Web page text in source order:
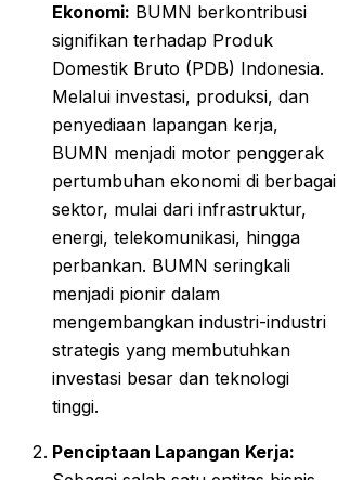
Ekonomi: BUMN berkontribusi
signifikan terhadap Produk
Domestik Bruto (PDB) Indonesia.
Melalui investasi, produksi, dan
penyediaan lapangan kerja,
BUMN menjadi motor penggerak
pertumbuhan ekonomi di berbagai
sektor, mulai dari infrastruktur,
energi, telekomunikasi, hingga
perbankan. BUMN seringkali
menjadi pionir dalam
mengembangkan industri-industri
strategis yang membutuhkan
investasi besar dan teknologi
tinggi.
Penciptaan Lapangan Kerja: